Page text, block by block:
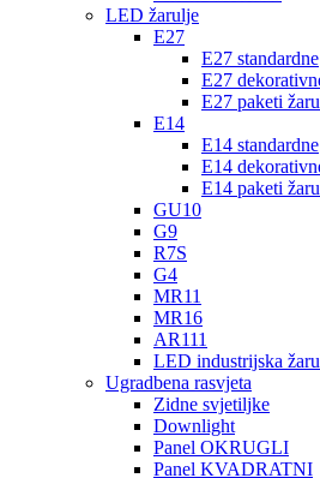
LED žarulje
E27
E27 standardne
E27
E27 paketi
E14
E14 standardne
E14
E14 paketi
GU10
G9
R7S
G4
MR11
MR16
AR111
LED industrijska
Ugradbena rasvjeta
Zidne svjetiljke
Downlight
Panel OKRUGLI
Panel KVADRATNI